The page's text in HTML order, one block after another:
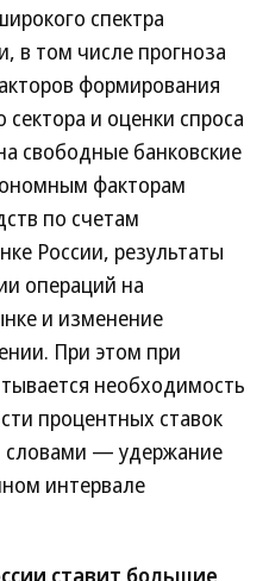
спектра
в том числе прогноза
формирования
и оценки спроса
свободные банковские
факторам
по счетам
России, результаты
операций на
и изменение
При этом при
необходимость
процентных ставок
— удержание
интервале
ставит большие